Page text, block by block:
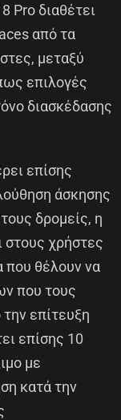
Pro διαθέτει
από τα
μεταξύ
επιλογές
διασκέδασης
επίσης
άσκησης
δρομείς, η
στους χρήστες
που θέλουν να
που τους
επίτευξη
επίσης 10
με
κατά την